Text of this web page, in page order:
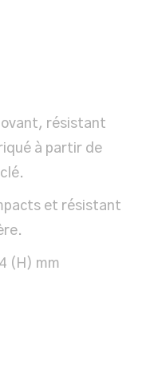
résistant
à partir de
et résistant
(H) mm